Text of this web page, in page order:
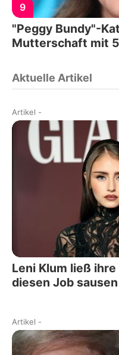
9
"Peggy Bundy"-
Mutterschaft mit
Aktuelle Artikel
Artikel -
Leni Klum ließ
diesen Job sausen
Artikel -